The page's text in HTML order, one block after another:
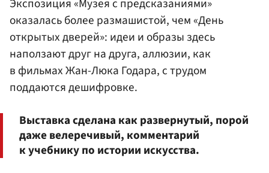
Экспозиция «Музея с предсказаниями»
оказалась более размашистой, чем «День
открытых дверей»: идеи и образы здесь
наползают друг на друга, аллюзии, как
в фильмах Жан-Люка Годара, с трудом
поддаются дешифровке.
Выставка сделана как развернутый, порой
даже велеречивый, комментарий
к учебнику по истории искусства.